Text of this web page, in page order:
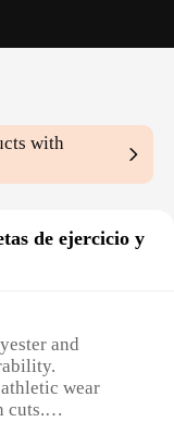
with
de ejercicio y
and
wear
cuts.